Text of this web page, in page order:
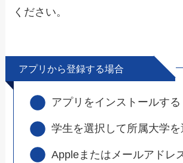
ください。
アプリから登録する場合
アプリをインストールする
学生を選択して所属大学を
Appleまたはメールアドレ